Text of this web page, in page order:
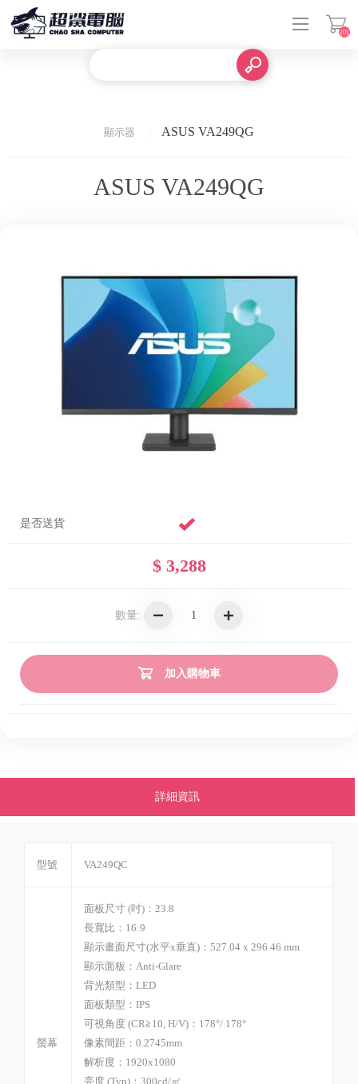
(0)
顯示器 ASUS VA249QG
ASUS VA249QG
是否送貨
$ 3,288
數量:
加入購物車
詳細資訊
型號 VA249QC
螢幕
面板尺寸 (吋)：23.8
長寬比：16:9
顯示畫面尺寸(水平x垂直)：527.04 x 296.46 mm
顯示面板：Anti-Glare
背光類型：LED
面板類型：IPS
可視角度 (CR≧10, H/V)：178°/ 178°
像素間距：0.2745mm
解析度：1920x1080
亮度 (Typ)：300cd/㎡